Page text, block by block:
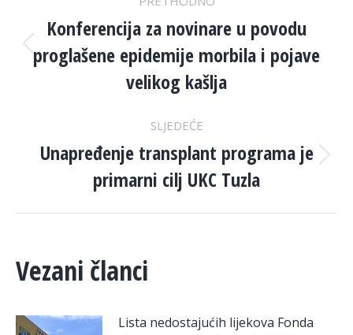
NAVIGATION
Previous
post:
Konferencija za novinare u povodu
proglašene epidemije morbila i pojave
velikog kašlja
SLJEDEĆE
Next
post:
Unapređenje transplant programa je
primarni cilj UKC Tuzla
Vezani članci
Lista nedostajućih lijekova Fonda